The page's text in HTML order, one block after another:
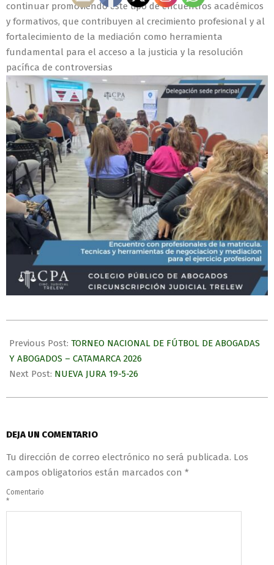
continuar promoviendo este tipo de encuentros académicos
y formativos, que contribuyen al crecimiento profesional y al
fortalecimiento de la mediación como herramienta
fundamental para el acceso a la justicia y la resolución
pacífica de controversias
Previous Post: TORNEO NACIONAL DE FÚTBOL DE ABOGADAS
Y ABOGADOS – CATAMARCA 2026
Next Post: NUEVA JURA 19-5-26
DEJA UN COMENTARIO
Tu dirección de correo electrónico no será publicada. Los
campos obligatorios están marcados con *
Comentario
*